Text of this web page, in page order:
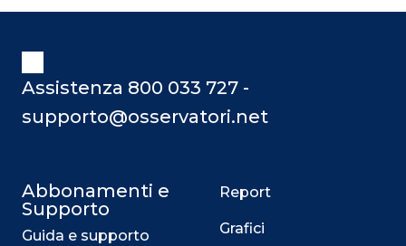
Assistenza 800 033 727 -
supporto@osservatori.net
Abbonamenti e
Supporto
Guida e supporto
Report
Grafici